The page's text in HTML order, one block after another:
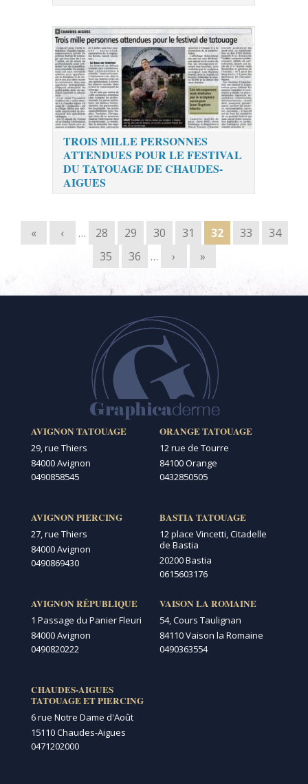
TROIS MILLE PERSONNES
ATTENDUES POUR LE FESTIVAL
DU TATOUAGE DE CHAUDES-
AIGUES
Pages
« ‹ … 28 29 30 31 32 33
34
35
36 … › »
AVIGNON TATOUAGE
29, rue Thiers
84000 Avignon
0490858545
AVIGNON PIERCING
27, rue Thiers
84000 Avignon
0490869430
AVIGNON RÉPUBLIQUE
1 Passage du Panier Fleuri
84000 Avignon
0490820222
CHAUDES-AIGUES
TATOUAGE ET PIERCING
6 rue Notre Dame d'Août
15110 Chaudes-Aigues
0471202000
ORANGE TATOUAGE
12 rue de Tourre
84100 Orange
0432850505
BASTIA TATOUAGE
12 place Vincetti, Citadelle
de Bastia
20200 Bastia
0615603176
VAISON LA ROMAINE
54, Cours Taulignan
84110 Vaison la Romaine
0490363554